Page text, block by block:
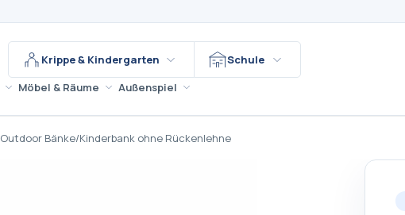
Krippe & Kindergarten
Schule
Möbel & Räume Außenspiel
Outdoor Bänke/Kinderbank ohne Rückenlehne